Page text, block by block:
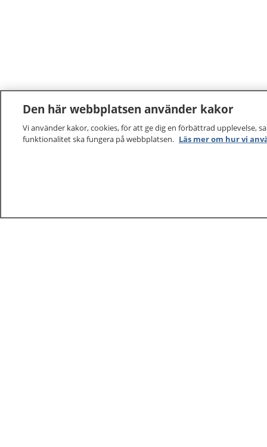
Den här webbplatsen använder kakor
Vi använder kakor, cookies, för att ge dig en förbättrad upplevelse,
funktionalitet ska fungera på webbplatsen. Läs mer om hur vi